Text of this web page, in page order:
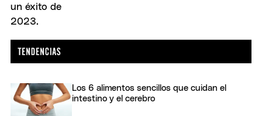
Los 6 alimentos sencillos que cuidan el
intestino y el cerebro